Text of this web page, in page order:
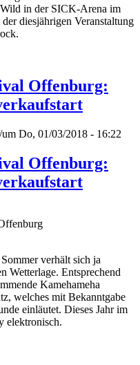
in der SICK-Arena im
diesjährigen Veranstaltung
Offenburg:
um Do, 01/03/2018 - 16:22
Offenburg:
verhält sich ja
Wetterlage. Entsprechend
Kamehameha
welches mit Bekanntgabe
einläutet. Dieses Jahr im
elektronisch.